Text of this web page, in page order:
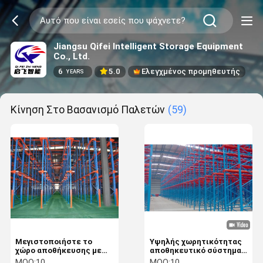
Jiangsu Qifei Intelligent Storage Equipment
Co., Ltd.
6 YEARS 5.0 Ελεγχμένος προμηθευτής
Κίνηση Στο Βασανισμό Παλετών (59)
Μεγιστοποιήστε το
χώρο αποθήκευσης με
ανθεκτικά ράφια
Υψηλής χωρητικότητας
αποθηκευτικό σύστημα
οδήγησης σε ράφια